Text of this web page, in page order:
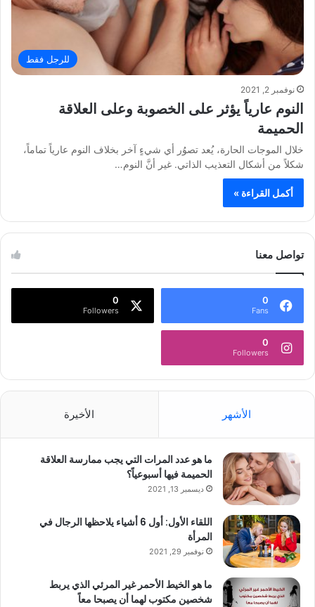
للرجل فقط
نوفمبر 2, 2021
النوم عارياً يؤثر على الخصوبة وعلى العلاقة
الحميمة
خلال الموجات الحارة، يُعد تصوُر أي شيءٍ آخر بخلاف النوم عارياً تماماً،
شكلاً من أشكال التعذيب الذاتي. غير أنَّ النوم…
أكمل القراءة »
تواصل معنا
0
Fans
0
Followers
0
Followers
الأشهر الأخيرة
ما هو عدد المرات التي يجب ممارسة العلاقة
الحميمة فيها أسبوعياً؟
ديسمبر 13, 2021
اللقاء الأول: أول 6 أشياء يلاحظها الرجال في
المرأة
نوفمبر 29, 2021
ما هو الخيط الأحمر غير المرئي الذي يربط
شخصين مكتوب لهما أن يصبحا معاً